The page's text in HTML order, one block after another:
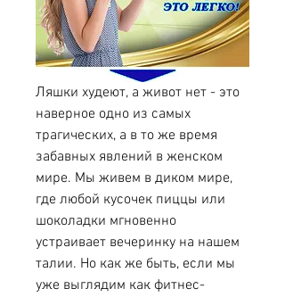
Ляшки худеют, а живот нет - это
наверное одно из самых
трагических, а в то же время
забавных явлений в женском
мире. Мы живем в диком мире,
где любой кусочек пиццы или
шоколадки мгновенно
устраивает вечеринку на нашем
талии. Но как же быть, если мы
уже выглядим как фитнес-